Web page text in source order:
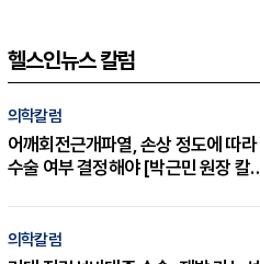
헬스인뉴스 칼럼
의학칼럼
어깨회전근개파열, 손상 정도에 따라
수술 여부 결정해야 [박근민 원장 칼
의학칼럼